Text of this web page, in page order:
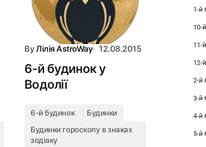
By Лілія AstroWay 12.08.2015
6-й будинок у
Водолії
6-й будинок
Будинки
Будинки гороскопу в знаках
зодіаку
1-й
10-
11-
12-
2-й
3-й
4-й
5-й